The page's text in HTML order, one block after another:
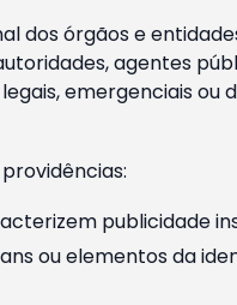
dos órgãos e
agentes
emergenciais ou
publicidade
ou elementos da